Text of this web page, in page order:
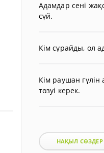
Адамдар сені
сүй.
Кім сұрайды, ол
Кім раушан гүлін
төзуі керек.
НАҚЫЛ СӨЗДЕР